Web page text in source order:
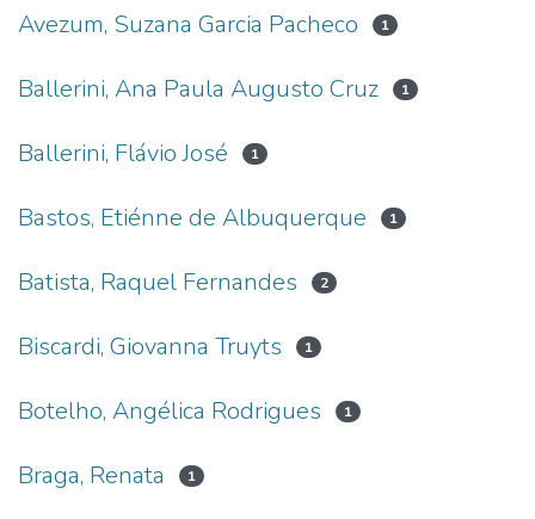
Avezum, Suzana Garcia Pacheco 1
Ballerini, Ana Paula Augusto Cruz 1
Ballerini, Flávio José 1
Bastos, Etiénne de Albuquerque 1
Batista, Raquel Fernandes 2
Biscardi, Giovanna Truyts 1
Botelho, Angélica Rodrigues 1
Braga, Renata 1